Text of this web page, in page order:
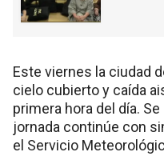
Este viernes la ciudad
cielo cubierto y caída
primera hora del día.
jornada continúe con
el Servicio